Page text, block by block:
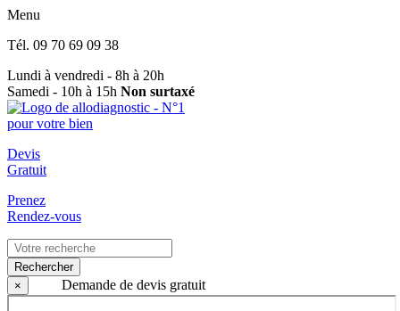
Menu
Tél. 09 70 69 09 38
Lundi à vendredi - 8h à 20h
Samedi - 10h à 15h Non surtaxé
Devis
Gratuit
Prenez
Rendez-vous
Rechercher
×
Demande de devis gratuit